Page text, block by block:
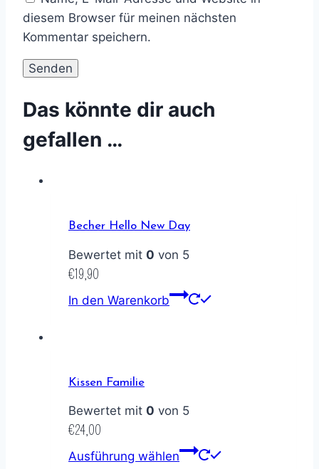
diesem Browser für meinen nächsten
Kommentar speichern.
Das könnte dir auch
gefallen …
Becher Hello New Day
Bewertet mit 0 von 5
€19,90
In den Warenkorb
Kissen Familie
Bewertet mit 0 von 5
€24,00
Ausführung wählen